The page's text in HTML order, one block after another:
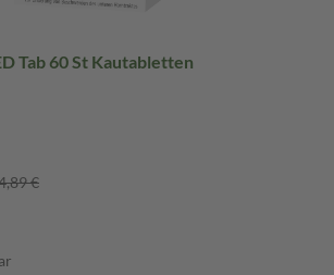
Tab 60 St Kautabletten
€